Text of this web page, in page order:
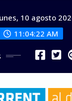
10 agosto
11:04:23 AM